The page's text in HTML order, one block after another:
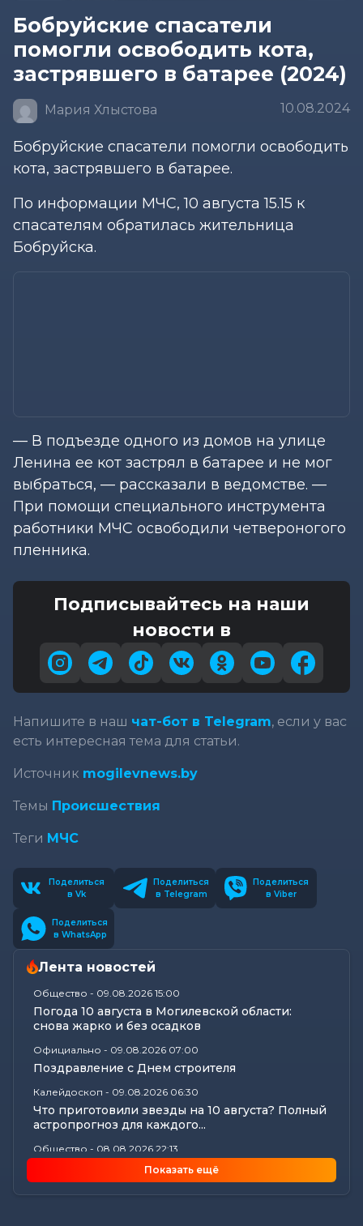
Бобруйские спасатели
помогли освободить кота,
застрявшего в батарее (2024)
Мария Хлыстова 10.08.2024
Бобруйские спасатели помогли освободить
кота, застрявшего в батарее.
По информации МЧС, 10 августа 15.15 к
спасателям обратилась жительница
Бобруйска.
— В подъезде одного из домов на улице
Ленина ее кот застрял в батарее и не мог
выбраться, — рассказали в ведомстве. —
При помощи специального инструмента
работники МЧС освободили четвероногого
пленника.
Подписывайтесь на наши
новости в
Напишите в наш чат-бот в Telegram, если у вас
есть интересная тема для статьи.
Источник mogilevnews.by
Темы Происшествия
Теги МЧС
Поделиться
в Vk
Поделиться
в Telegram
Поделиться
в Viber
Поделиться
в WhatsApp
Лента новостей
Общество - 09.08.2026 15:00
Погода 10 августа в Могилевской области:
снова жарко и без осадков
Официально - 09.08.2026 07:00
Поздравление с Днем строителя
Калейдоскоп - 09.08.2026 06:30
Что приготовили звезды на 10 августа? Полный
астропрогноз для каждого...
Общество - 08.08.2026 22:13
Как Шклов отметил «День огурца»
Показать ещё